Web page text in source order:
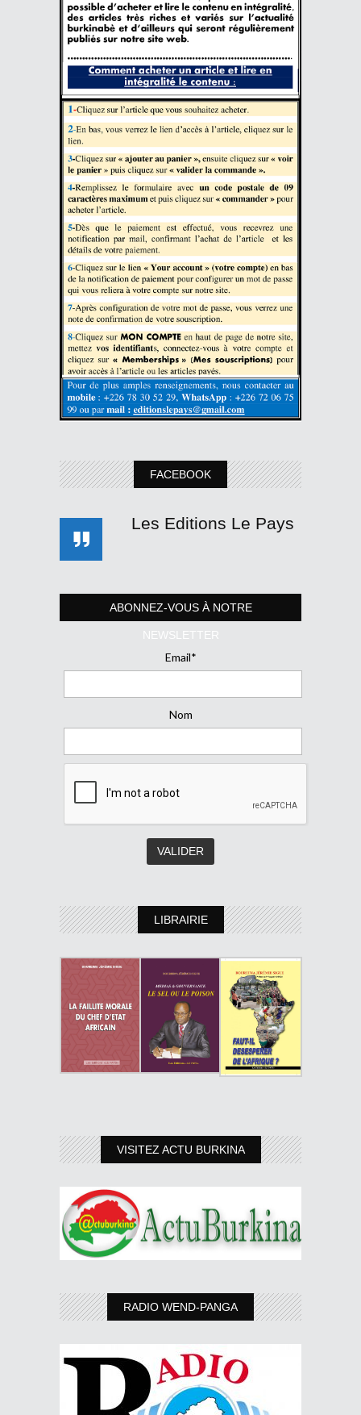
FACEBOOK
Les Editions Le Pays
ABONNEZ-VOUS À NOTRE
NEWSLETTER
Email*
Nom
LIBRAIRIE
VISITEZ ACTU BURKINA
RADIO WEND-PANGA